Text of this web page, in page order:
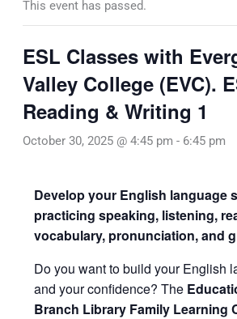
This event has passed.
ESL Classes with
Valley College (EVC).
Reading & Writing 1
October 30, 2025 @ 4:45 pm - 6:45 pm
Develop your English language
practicing speaking, listening,
vocabulary, pronunciation, and
Do you want to build your English
and your confidence? The
Branch Library Family Learning